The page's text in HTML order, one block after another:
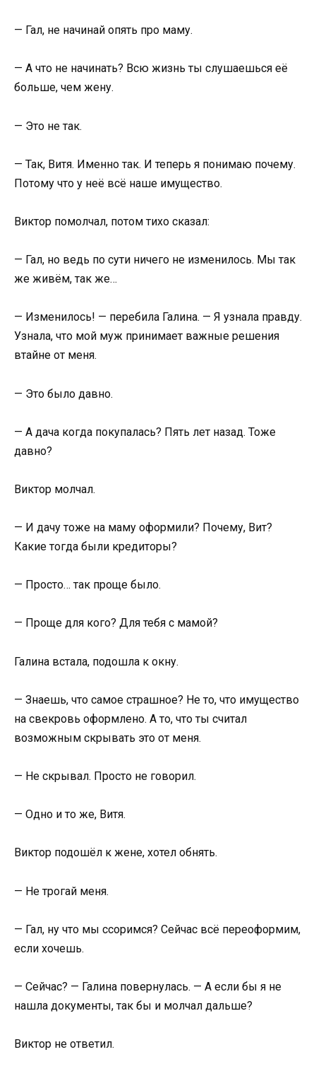
— Гал, не начинай опять про маму.
— А что не начинать? Всю жизнь ты слушаешься её
больше, чем жену.
— Это не так.
— Так, Витя. Именно так. И теперь я понимаю почему.
Потому что у неё всё наше имущество.
Виктор помолчал, потом тихо сказал:
— Гал, но ведь по сути ничего не изменилось. Мы так
же живём, так же…
— Изменилось! — перебила Галина. — Я узнала правду.
Узнала, что мой муж принимает важные решения
втайне от меня.
— Это было давно.
— А дача когда покупалась? Пять лет назад. Тоже
давно?
Виктор молчал.
— И дачу тоже на маму оформили? Почему, Вит?
Какие тогда были кредиторы?
— Просто… так проще было.
— Проще для кого? Для тебя с мамой?
Галина встала, подошла к окну.
— Знаешь, что самое страшное? Не то, что имущество
на свекровь оформлено. А то, что ты считал
возможным скрывать это от меня.
— Не скрывал. Просто не говорил.
— Одно и то же, Витя.
Виктор подошёл к жене, хотел обнять.
— Не трогай меня.
— Гал, ну что мы ссоримся? Сейчас всё переоформим,
если хочешь.
— Сейчас? — Галина повернулась. — А если бы я не
нашла документы, так бы и молчал дальше?
Виктор не ответил.